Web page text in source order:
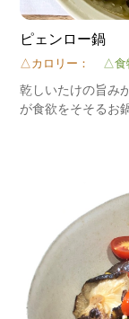
ピェンロー鍋
△カロリー： △食
乾しいたけの旨み
が食欲をそそるお